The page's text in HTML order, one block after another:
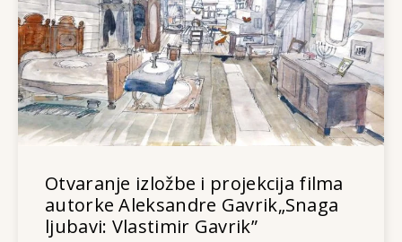
Otvaranje izložbe i projekcija filma
autorke Aleksandre Gavrik„Snaga
ljubavi: Vlastimir Gavrik”